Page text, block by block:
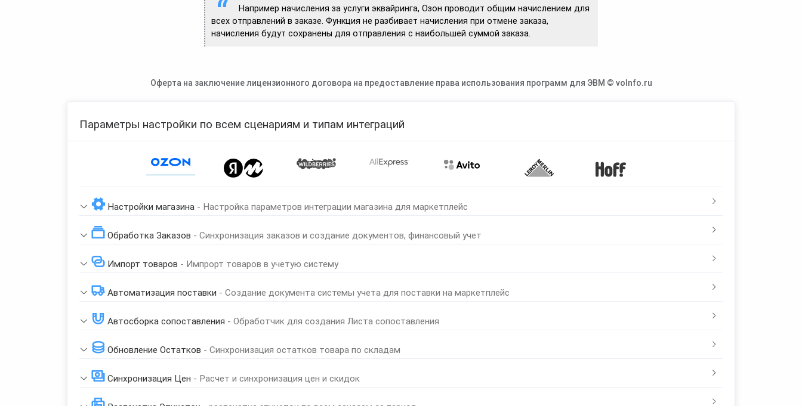
Например начисления за услуги эквайринга, Озон проводит общим начислением для
всех отправлений в заказе. Функция не разбивает начисления при отмене заказа,
начисления будут сохранены для отправления с наибольшей суммой заказа.
Оферта на заключение лицензионного договора на предоставление права использования программ для ЭВМ © voInfo.ru
Параметры настройки по всем сценариям и типам интеграций
Настройки магазина - Настройка параметров интеграции магазина для маркетплейс
Обработка Заказов - Синхронизация заказов и создание документов, финансовый учет
Импорт товаров - Импрорт товаров в учетую систему
Автоматизация поставки - Создание документа системы учета для поставки на маркетплейс
Автосборка сопоставления - Обработчик для создания Листа сопоставления
Обновление Остатков - Синхронизация остатков товара по складам
Синхронизация Цен - Расчет и синхронизация цен и скидок